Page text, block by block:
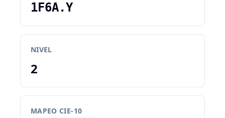
1F6A.Y
NIVEL
2
MAPEO CIE-10